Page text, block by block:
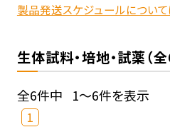
製品発送スケジュールについて
生体試料・培地・試薬（全
全6件中 1～6件を表示
1